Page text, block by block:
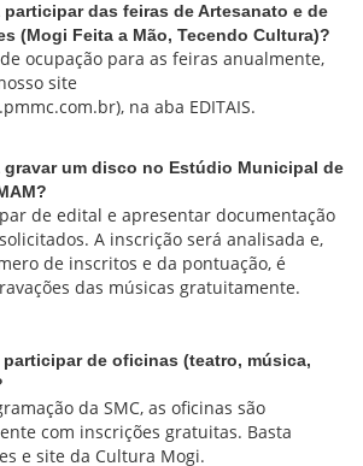
participar das feiras de Artesanato e de
(Mogi Feita a Mão, Tecendo Cultura)?
ocupação para as feiras anualmente,
site
na aba EDITAIS.
gravar um disco no Estúdio Municipal de
de edital e apresentar documentação
A inscrição será analisada e,
de inscritos e da pontuação, é
das músicas gratuitamente.
de oficinas (teatro, música,
da SMC, as oficinas são
com inscrições gratuitas. Basta
e site da Cultura Mogi.